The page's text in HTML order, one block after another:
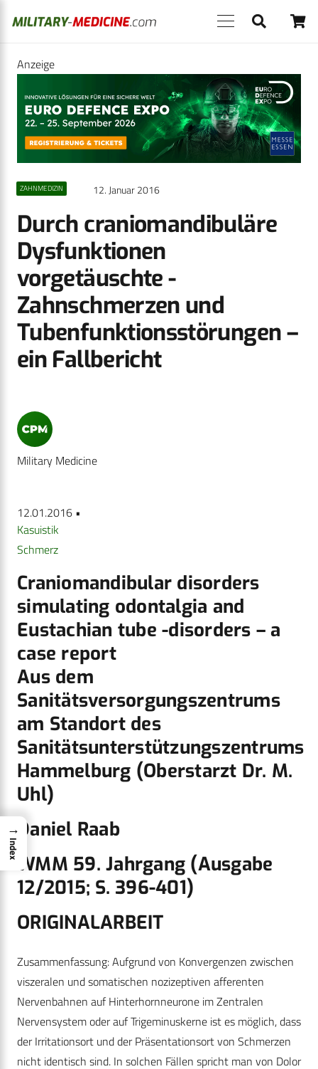
Anzeige
ZAHNMEDIZIN 12. Januar 2016
Durch craniomandibuläre
Dysfunktionen
vorgetäuschte -
Zahnschmerzen und
Tubenfunktionsstörungen –
ein Fallbericht
Military Medicine
12.01.2016 •
Kasuistik
Schmerz
Craniomandibular disorders
simulating odontalgia and
Eustachian tube -disorders – a
case report
Aus dem
Sanitätsversorgungszentrums
am Standort des
Sanitätsunterstützungszentrums
Hammelburg (Oberstarzt Dr. M.
Uhl)
Daniel Raab
WMM 59. Jahrgang (Ausgabe
12/2015; S. 396-401)
ORIGINALARBEIT
Zusammenfassung: Aufgrund von Konvergenzen zwischen
viszeralen und somatischen nozizeptiven afferenten
Nervenbahnen auf Hinterhornneurone im Zentralen
Nervensystem oder auf Trigeminuskerne ist es möglich, dass
der Irritationsort und der Präsentationsort von Schmerzen
nicht identisch sind. In solchen Fällen spricht man von Dolor
→
Index